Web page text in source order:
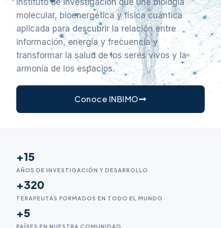
molecular, bioenergética y física cuántica
aplicada para descubrir la relación entre
información, energía y frecuencia y
transformar la salud de los seres vivos y la
armonía de los espacios.
Conoce INBIMO
+15
AÑOS DE INVESTIGACIÓN Y DESARROLLO
+320
TERAPEUTAS FORMADOS EN TODO EL MUNDO
+5
PAÍSES EN NUESTRA COMUNIDAD